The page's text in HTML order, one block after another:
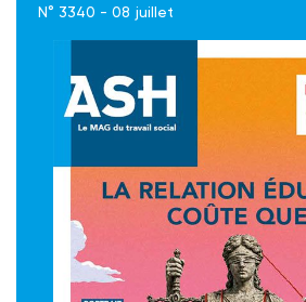
N° 3340 - 08 juillet